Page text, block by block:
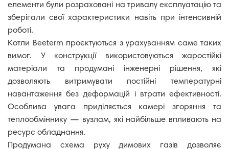
елементи були розраховані на тривалу експлуатацію та
зберігали свої характеристики навіть при інтенсивній
роботі.
Котли Beeterm проєктуються з урахуванням саме таких
вимог. У конструкції використовуються жаростійкі
матеріали та продумані інженерні рішення, які
дозволяють витримувати постійні температурні
навантаження без деформацій і втрати ефективності.
Особлива увага приділяється камері згоряння та
теплообміннику — вузлам, які найбільше впливають на
ресурс обладнання.
Продумана схема руху димових газів дозволяє